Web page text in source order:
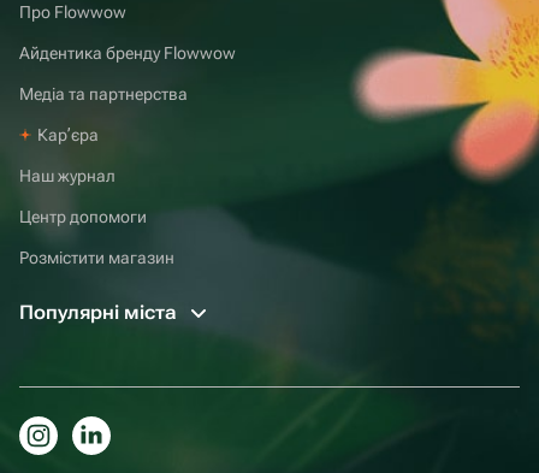
Про Flowwow
Айдентика бренду Flowwow
Медіа та партнерства
Карʼєра
Наш журнал
Центр допомоги
Розмістити магазин
Популярні міста